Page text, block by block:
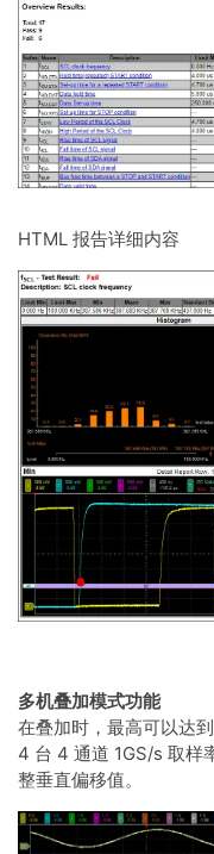
HTML 报告详细内容
多机叠加模式功能
在叠加时，最高可以达
4 台 4 通道 1GS/s 取样
整垂直偏移值。